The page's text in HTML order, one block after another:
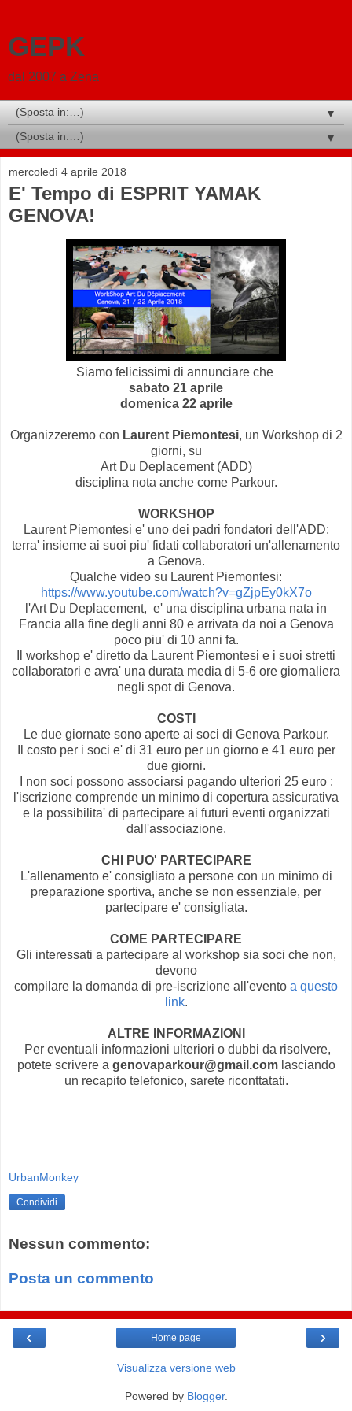
GEPK
dal 2007 a Zena
▼
▼
mercoledì 4 aprile 2018
E' Tempo di ESPRIT YAMAK
GENOVA!
Siamo felicissimi di annunciare che
sabato 21 aprile
domenica 22 aprile
Organizzeremo con Laurent Piemontesi, un Workshop di 2
giorni, su
Art Du Deplacement (ADD)
disciplina nota anche come Parkour.
WORKSHOP
Laurent Piemontesi e' uno dei padri fondatori dell'ADD:
terra' insieme ai suoi piu' fidati collaboratori un'allenamento
a Genova.
Qualche video su Laurent Piemontesi:
https://www.youtube.com/watch?v=gZjpEy0kX7o
l'Art Du Deplacement, e' una disciplina urbana nata in
Francia alla fine degli anni 80 e arrivata da noi a Genova
poco piu' di 10 anni fa.
Il workshop e' diretto da Laurent Piemontesi e i suoi stretti
collaboratori e avra' una durata media di 5-6 ore giornaliera
negli spot di Genova.
COSTI
Le due giornate sono aperte ai soci di Genova Parkour.
Il costo per i soci e' di 31 euro per un giorno e 41 euro per
due giorni.
I non soci possono associarsi pagando ulteriori 25 euro :
l'iscrizione comprende un minimo di copertura assicurativa
e la possibilita' di partecipare ai futuri eventi organizzati
dall'associazione.
CHI PUO' PARTECIPARE
L'allenamento e' consigliato a persone con un minimo di
preparazione sportiva, anche se non essenziale, per
partecipare e' consigliata.
COME PARTECIPARE
Gli interessati a partecipare al workshop sia soci che non,
devono
compilare la domanda di pre-iscrizione all'evento a questo
link.
ALTRE INFORMAZIONI
Per eventuali informazioni ulteriori o dubbi da risolvere,
potete scrivere a genovaparkour@gmail.com lasciando
un recapito telefonico, sarete riconttatati.
UrbanMonkey
Condividi
Nessun commento:
Posta un commento
‹ ›
Home page
Visualizza versione web
Powered by Blogger.